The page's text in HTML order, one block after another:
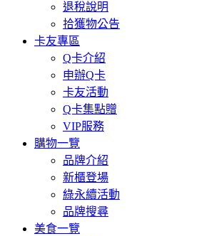
退稅說明
拾獲物公告
卡友專區
Q卡介紹
申辦Q卡
卡友活動
Q卡集點贈
VIP服務
購物一覽
品牌介紹
新櫃登場
綠永續活動
品牌搜尋
美食一覽